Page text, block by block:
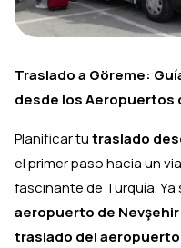
Traslado a Göreme:
desde los Aeropuertos
Planificar tutraslado
el primer paso hacia un
fascinante de Turquía. Ya
aeropuerto de Nevşehir
traslado del aeropuerto